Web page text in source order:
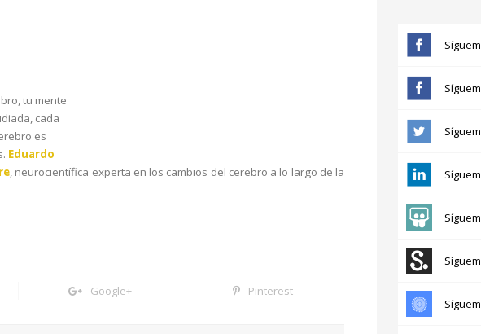
tu mente
cada
es
Eduardo
, neurocientífica experta en los cambios del cerebro a lo largo de la
Google+ Pinterest